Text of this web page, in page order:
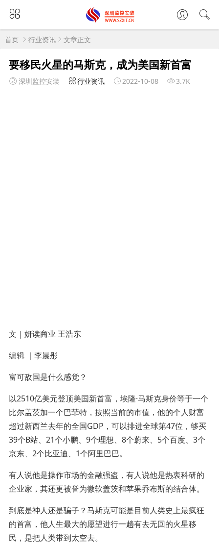
首页 行业资讯 文章正文
要移民火星的马斯克，成为美国新首富
深圳监控安装 行业资讯 2022-10-08 3.7K
文｜妍读商业 王浩东
编辑 ｜李晨彤
富可敌国是什么感觉？
以2510亿美元登顶美国新首富，埃隆·马斯克身价等于一个
比尔盖茨加一个巴菲特，按照当前的市值，他的个人财富
超过新西兰去年的全国GDP，可以排进全球第47位，够买
39个B站、21个小鹏、9个理想、8个蔚来、5个百度、3个
京东、2个比亚迪、1个阿里巴巴。
有人说他是操作市场的金融强盗，有人说他是热衷科研的
企业家，其还更被誉为微软盖茨和苹果乔布斯的结合体。
到底是神人还是骗子？马斯克可能是目前人类史上最疯狂
的首富，他人生最大的愿望进行一趟有去无回的火星移
民，是把人类带到太空去。